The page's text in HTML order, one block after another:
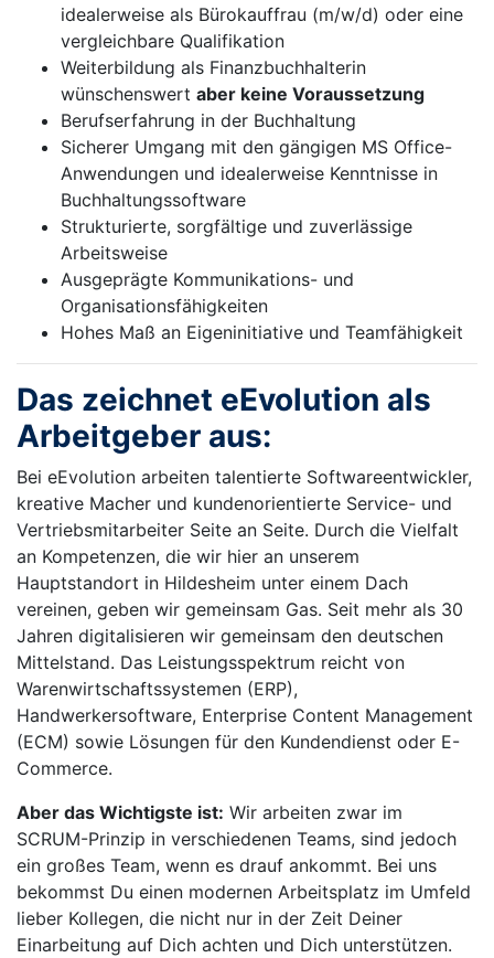
idealerweise als Bürokauffrau (m/w/d) oder eine
vergleichbare Qualifikation
Weiterbildung als Finanzbuchhalterin
wünschenswert aber keine Voraussetzung
Berufserfahrung in der Buchhaltung
Sicherer Umgang mit den gängigen MS Office-
Anwendungen und idealerweise Kenntnisse in
Buchhaltungssoftware
Strukturierte, sorgfältige und zuverlässige
Arbeitsweise
Ausgeprägte Kommunikations- und
Organisationsfähigkeiten
Hohes Maß an Eigeninitiative und Teamfähigkeit
Das zeichnet eEvolution als
Arbeitgeber aus:
Bei eEvolution arbeiten talentierte Softwareentwickler,
kreative Macher und kundenorientierte Service- und
Vertriebsmitarbeiter Seite an Seite. Durch die Vielfalt
an Kompetenzen, die wir hier an unserem
Hauptstandort in Hildesheim unter einem Dach
vereinen, geben wir gemeinsam Gas. Seit mehr als 30
Jahren digitalisieren wir gemeinsam den deutschen
Mittelstand. Das Leistungsspektrum reicht von
Warenwirtschaftssystemen (ERP),
Handwerkersoftware, Enterprise Content Management
(ECM) sowie Lösungen für den Kundendienst oder E-
Commerce.
Aber das Wichtigste ist: Wir arbeiten zwar im
SCRUM-Prinzip in verschiedenen Teams, sind jedoch
ein großes Team, wenn es drauf ankommt. Bei uns
bekommst Du einen modernen Arbeitsplatz im Umfeld
lieber Kollegen, die nicht nur in der Zeit Deiner
Einarbeitung auf Dich achten und Dich unterstützen.